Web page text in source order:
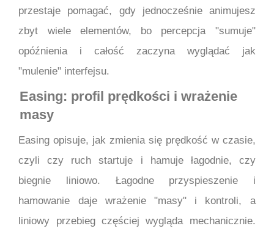
przestaje pomagać, gdy jednocześnie animujesz
zbyt wiele elementów, bo percepcja "sumuje"
opóźnienia i całość zaczyna wyglądać jak
"mulenie" interfejsu.
Easing: profil prędkości i wrażenie
masy
Easing opisuje, jak zmienia się prędkość w czasie,
czyli czy ruch startuje i hamuje łagodnie, czy
biegnie liniowo. Łagodne przyspieszenie i
hamowanie daje wrażenie "masy" i kontroli, a
liniowy przebieg częściej wygląda mechanicznie.